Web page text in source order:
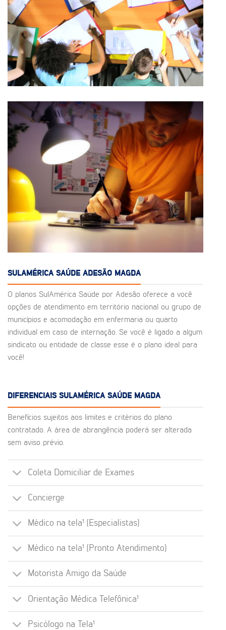
SULAMÉRICA SAÚDE ADESÃO MAGDA
O planos SulAmérica Saúde por Adesão oferece a você
opções de atendimento em território nacional ou grupo de
municípios e acomodação em enfermaria ou quarto
individual em caso de internação. Se você é ligado a algum
sindicato ou entidade de classe esse é o plano ideal para
você!
DIFERENCIAIS SULAMÉRICA SAÚDE MAGDA
Benefícios sujeitos aos limites e critérios do plano
contratado. A área de abrangência poderá ser alterada
sem aviso prévio.
Coleta Domiciliar de Exames
Concierge
Médico na tela¹ (Especialistas)
Médico na tela¹ (Pronto Atendimento)
Motorista Amigo da Saúde
Orientação Médica Telefônica¹
Psicólogo na Tela¹